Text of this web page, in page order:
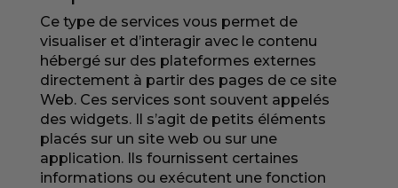
Ce type de services vous permet de
visualiser et d’interagir avec le contenu
hébergé sur des plateformes externes
directement à partir des pages de ce site
Web. Ces services sont souvent appelés
des widgets. Il s’agit de petits éléments
placés sur un site web ou sur une
application. Ils fournissent certaines
informations ou exécutent une fonction